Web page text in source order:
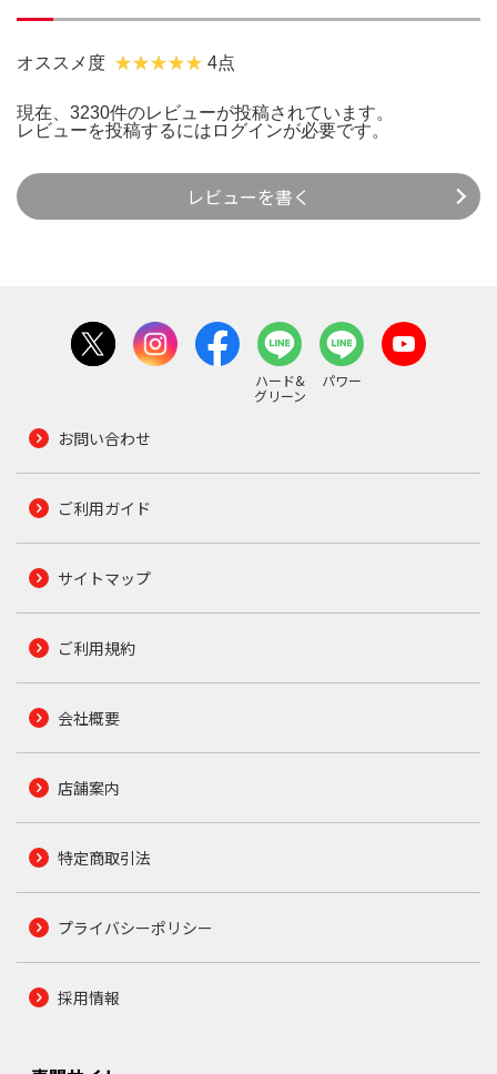
オススメ度 4点
現在、3230件のレビューが投稿されています。
レビューを投稿するには ログインが必要です。
レビューを書く
ハード&
グリーン
パワー
お問い合わせ
ご利用ガイド
サイトマップ
ご利用規約
会社概要
店舗案内
特定商取引法
プライバシーポリシー
採用情報